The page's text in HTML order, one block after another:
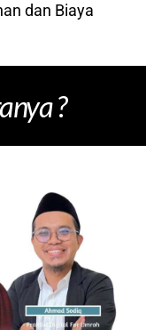
dan Biaya
?